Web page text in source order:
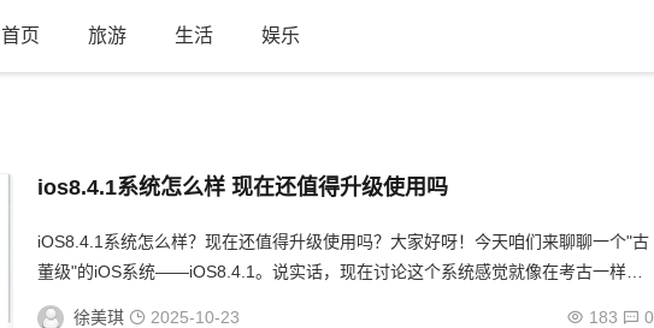
首页 旅游 生活 娱乐
ios8.4.1系统怎么样 现在还值得升级使用吗
iOS8.4.1系统怎么样？现在还值得升级使用吗？大家好呀！今天咱们来聊聊一个"古
董级"的iOS系统——iOS8.4.1。说实话，现在讨论这个系统感觉就像在考古一样，
毕竟它已经是2015年的产物了。不过呢，还是有不...
徐美琪
2025-10-23 183 0